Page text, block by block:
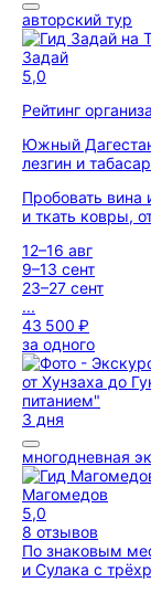
авторский тур
Задай
5,0
Рейтинг
Южный
лезгин и
Пробовать вина
и ткать ковры,
12–16 авг
9–13 сент
23–27 сент
...
43 500 ₽
за одного
3 дня
многодневная
Магомедов
5,0
8 отзывов
По знаковым
и Сулака с